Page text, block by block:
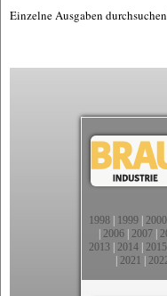
Einzelne Ausgaben durchsuchen
1998 1999 2000
2006 2007
2013 2014 2015
2021